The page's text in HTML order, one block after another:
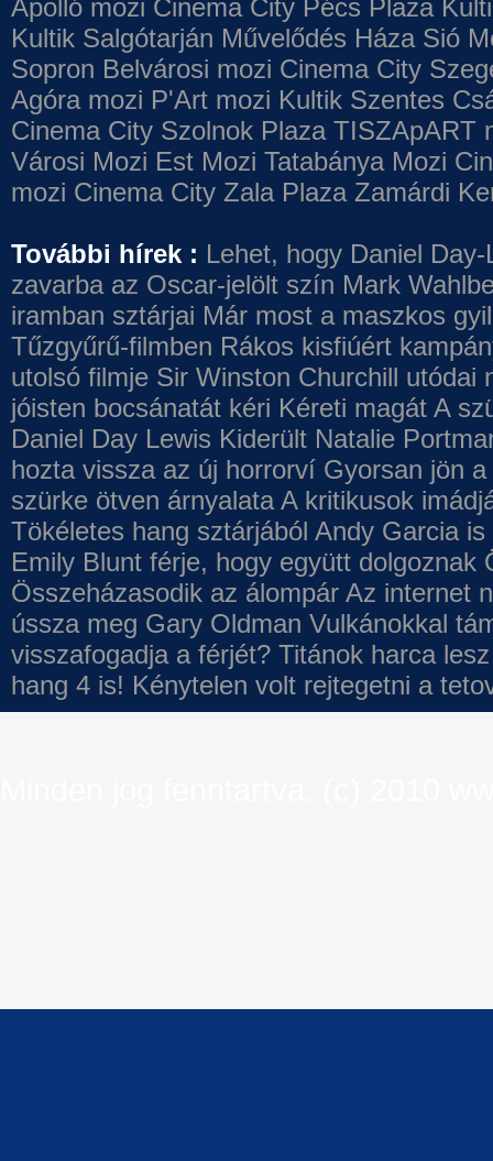
Apolló mozi Cinema City Pécs Plaza
Kultik Salgótarján Művelődés Háza Sió
Sopron Belvárosi mozi Cinema City
Agóra mozi P'Art mozi Kultik Szentes
Cinema City Szolnok Plaza TISZApART
Városi Mozi Est Mozi Tatabánya Mozi
mozi Cinema City Zala Plaza Zamárdi
További hírek : Lehet, hogy Daniel
zavarba az Oscar-jelölt szín Mark
iramban sztárjai Már most a maszkos
Tűzgyűrű-filmben Rákos kisfiúért
utolsó filmje Sir Winston Churchill utódai
jóisten bocsánatát kéri Kéreti magát A
Daniel Day Lewis Kiderült Natalie
hozta vissza az új horrorví Gyorsan jön
szürke ötven árnyalata A kritikusok
Tökéletes hang sztárjából Andy Garcia
Emily Blunt férje, hogy együtt dolgoznak
Összeházasodik az álompár Az internet
ússza meg Gary Oldman Vulkánokkal
visszafogadja a férjét? Titánok harca
hang 4 is! Kénytelen volt rejtegetni a